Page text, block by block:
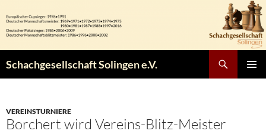
Inhalt
springen
Schachgesellschaft Solingen e.V.
VEREINSTURNIERE
Borchert wird Vereins-Blitz-Meister